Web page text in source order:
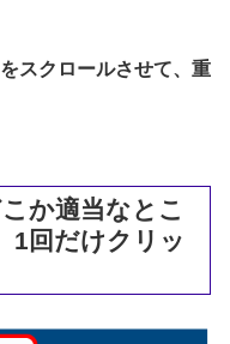
スクロールさせて、重
か適当なとこ
1回だけクリッ